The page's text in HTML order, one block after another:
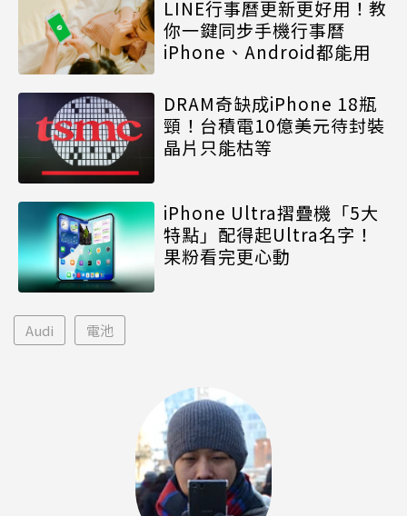
LINE行事曆更新更好用！教
你一鍵同步手機行事曆
iPhone、Android都能用
DRAM奇缺成iPhone 18瓶
頸！台積電10億美元待封裝
晶片只能枯等
iPhone Ultra摺疊機「5大
特點」配得起Ultra名字！
果粉看完更心動
Audi 電池